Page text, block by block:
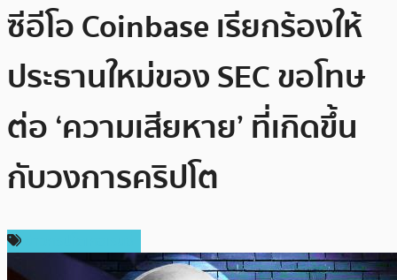
ซีอีโอ Coinbase เรียกร้องให้
ประธานใหม่ของ SEC ขอโทษ
ต่อ ‘ความเสียหาย’ ที่เกิดขึ้น
กับวงการคริปโต